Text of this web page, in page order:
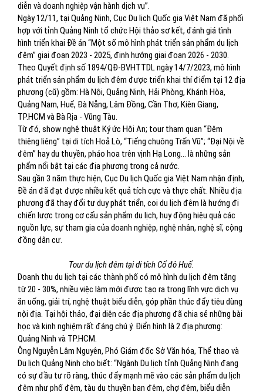
diễn và doanh nghiệp vận hành dịch vụ”.
Ngày 12/11, tại Quảng Ninh, Cục Du lịch Quốc gia Việt Nam đã phối
hợp với tỉnh Quảng Ninh tổ chức Hội thảo sơ kết, đánh giá tình
hình triển khai Đề án “Một số mô hình phát triển sản phẩm du lịch
đêm” giai đoạn 2023 - 2025, định hướng giai đoạn 2026 - 2030.
Theo Quyết định số 1894/QĐ-BVHTTDL ngày 14/7/2023, mô hình
phát triển sản phẩm du lịch đêm được triển khai thí điểm tại 12 địa
phương (cũ) gồm: Hà Nội, Quảng Ninh, Hải Phòng, Khánh Hòa,
Quảng Nam, Huế, Đà Nẵng, Lâm Đồng, Cần Thơ, Kiên Giang,
TP.HCM và Bà Rịa - Vũng Tàu.
Từ đó, show nghệ thuật Ký ức Hội An; tour tham quan “Đêm
thiêng liêng” tại di tích Hoả Lò, “Tiếng chuông Trấn Vũ”; “Đại Nội về
đêm” hay du thuyền, pháo hoa trên vịnh Hạ Long… là những sản
phẩm nổi bật tại các địa phương trong cả nước.
Sau gần 3 năm thực hiện, Cục Du lịch Quốc gia Việt Nam nhận định,
Đề án đã đạt được nhiều kết quả tích cực và thực chất. Nhiều địa
phương đã thay đổi tư duy phát triển, coi du lịch đêm là hướng đi
chiến lược trong cơ cấu sản phẩm du lịch, huy động hiệu quả các
nguồn lực, sự tham gia của doanh nghiệp, nghệ nhân, nghệ sĩ, cộng
đồng dân cư.
Tour du lịch đêm tại di tích Cố đô Huế.
Doanh thu du lịch tại các thành phố có mô hình du lịch đêm tăng
từ 20 - 30%, nhiều việc làm mới được tạo ra trong lĩnh vực dịch vụ
ăn uống, giải trí, nghệ thuật biểu diễn, góp phần thúc đẩy tiêu dùng
nội địa. Tại hội thảo, đại diện các địa phương đã chia sẻ những bài
học và kinh nghiệm rất đáng chú ý. Điển hình là 2 địa phương:
Quảng Ninh và TP.HCM.
Ông Nguyễn Lâm Nguyên, Phó Giám đốc Sở Văn hóa, Thể thao và
Du lịch Quảng Ninh cho biết: “Ngành Du lịch tỉnh Quảng Ninh đang
có sự đầu tư rõ ràng, thúc đẩy mạnh mẽ vào các sản phẩm du lịch
đêm như phố đêm, tàu du thuyền ban đêm, chợ đêm, biểu diễn